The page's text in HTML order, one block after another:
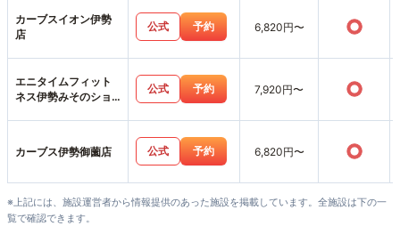
カーブスイオン伊勢
店
公式 予約 6,820円〜 ○
エニタイムフィット
ネス伊勢みそのショ
公式 予約 7,920円〜 ○
カーブス伊勢御薗店 公式 予約 6,820円〜 ○
※上記には、施設運営者から情報提供のあった施設を掲載しています。全施設は下の一
覧で確認できます。